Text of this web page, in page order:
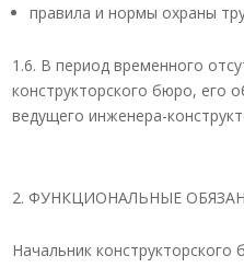
правила и нормы охраны
1.6. В период временного
конструкторского бюро, его
ведущего инженера-
ФУНКЦИОНАЛЬНЫЕ
Начальник конструкторского